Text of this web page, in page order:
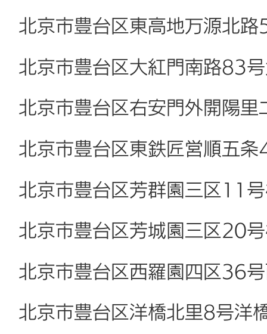
北京市豊台区東高地万源北
北京市豊台区大紅門南路83
北京市豊台区右安門外開陽
北京市豊台区東鉄匠営順五
北京市豊台区芳群園三区11
北京市豊台区芳城園三区20
北京市豊台区西羅園四区36
北京市豊台区洋橋北里8号洋